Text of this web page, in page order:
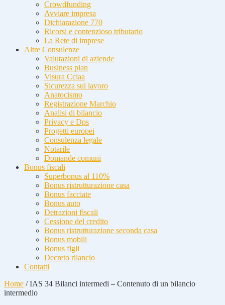
Crowdfunding
Avviare impresa
Dichiarazione 770
Ricorsi e contenzioso tributario
La Rete di imprese
Altre Consulenze
Valutazioni di aziende
Business plan
Visura Cciaa
Sicurezza sul lavoro
Anatocismo
Registrazione Marchio
Analisi di bilancio
Privacy e Dps
Progetti europei
Consulenza legale
Notarile
Domande comuni
Bonus fiscali
Superbonus al 110%
Bonus ristrutturazione casa
Bonus facciate
Bonus auto
Detrazioni fiscali
Cessione del credito
Bonus ristrutturazione seconda casa
Bonus mobili
Bonus figli
Decreto rilancio
Contatti
Home /IAS 34 Bilanci intermedi – Contenuto di un bilancio
intermedio